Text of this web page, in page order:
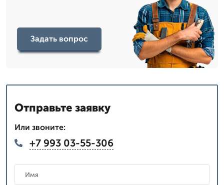
Задать вопрос
Отправьте заявку
Или звоните:
+7 993 03-55-306